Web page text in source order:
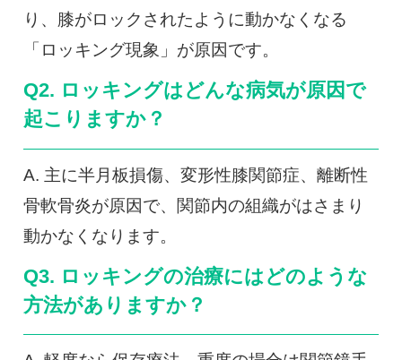
り、膝がロックされたように動かなくなる
「ロッキング現象」が原因です。
Q2. ロッキングはどんな病気が原因で
起こりますか？
A. 主に半月板損傷、変形性膝関節症、離断性
骨軟骨炎が原因で、関節内の組織がはさまり
動かなくなります。
Q3. ロッキングの治療にはどのような
方法がありますか？